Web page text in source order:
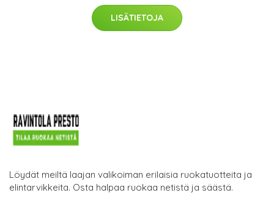
LISÄTIETOJA
Löydät meiltä laajan valikoiman erilaisia ruokatuotteita ja
elintarvikkeita. Osta halpaa ruokaa netistä ja säästä.